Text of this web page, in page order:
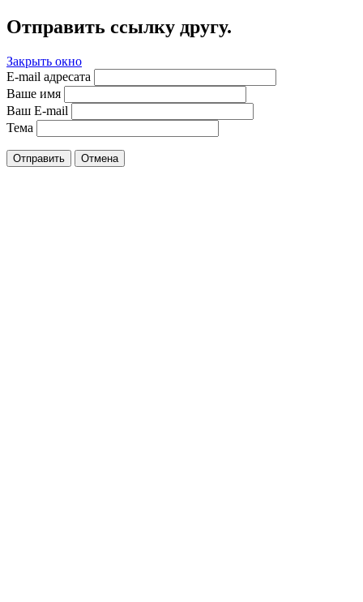
Отправить ссылку другу.
Закрыть окно
E-mail адресата
Ваше имя
Ваш E-mail
Тема
Отправить Отмена